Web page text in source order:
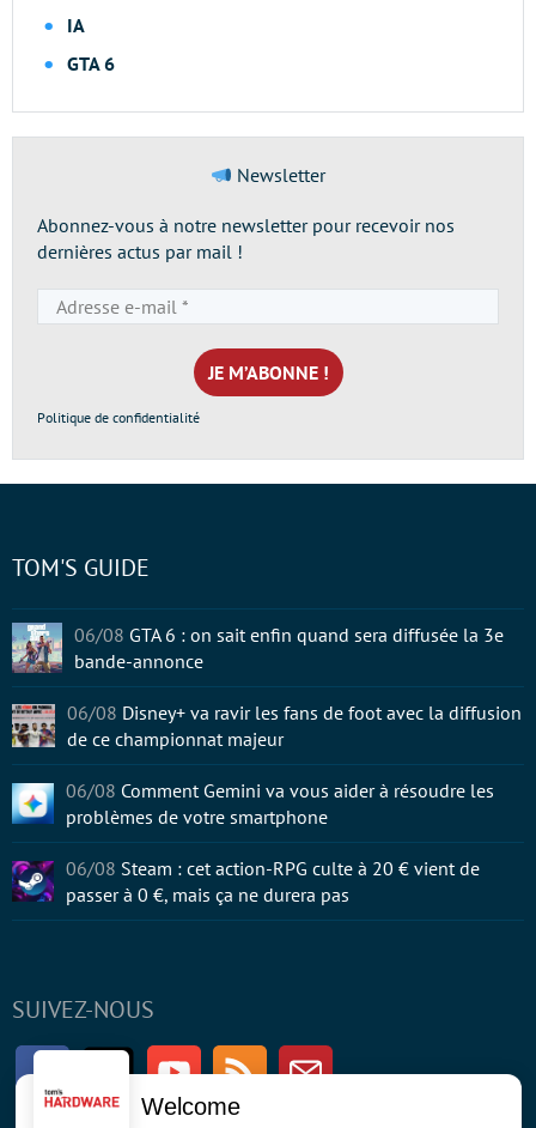
IA
GTA 6
Newsletter
Abonnez-vous à notre newsletter pour recevoir nos
dernières actus par mail !
e-
mail
*
Politique de confidentialité
SUIVEZ-NOUS
FacebookTwitter Youtube RSS Newsletter
TOM'S GUIDE
06/08 GTA 6 : on sait enfin quand sera diffusée la 3e
bande-annonce
06/08 Disney+ va ravir les fans de foot avec la diffusion
de ce championnat majeur
06/08 Comment Gemini va vous aider à résoudre les
problèmes de votre smartphone
06/08 Steam : cet action-RPG culte à 20 € vient de
passer à 0 €, mais ça ne durera pas
Welcome